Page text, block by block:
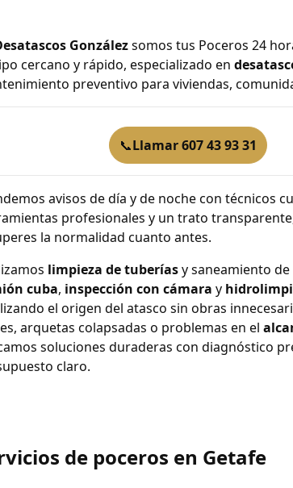
Gonzálezsomos tus Poceros 24
cercano y rápido, especializado en
preventivo para viviendas,
📞Llamar 607 43 93 31
avisos de día y de noche con técnicos
profesionales y un trato
la normalidad cuanto antes.
limpieza de tuberíasy saneamiento
cuba, inspección con cámara y
el origen del atasco sin obras
arquetas colapsadas o problemas en el
soluciones duraderas con diagnóstico
claro.
de poceros en Getafe